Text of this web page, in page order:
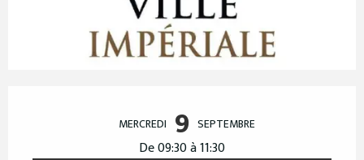
MERCREDI 9 SEPTEMBRE
De 09:30 à 11:30